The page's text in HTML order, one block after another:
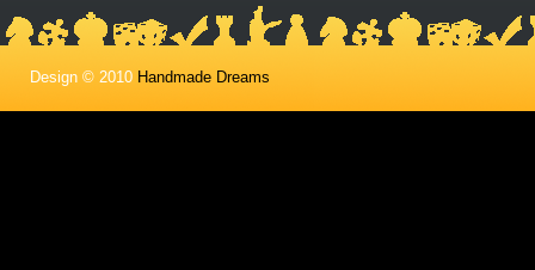
Design © 2010 Handmade Dreams